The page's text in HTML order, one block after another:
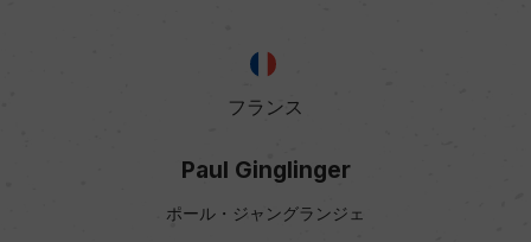
フランス
Paul Ginglinger
ポール・ジャングランジェ